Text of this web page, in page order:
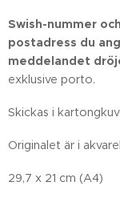
Swish-nummer
postadress du
meddelandet
exklusive porto.
Skickas i
Originalet är i
29,7 x 21 cm (A4)